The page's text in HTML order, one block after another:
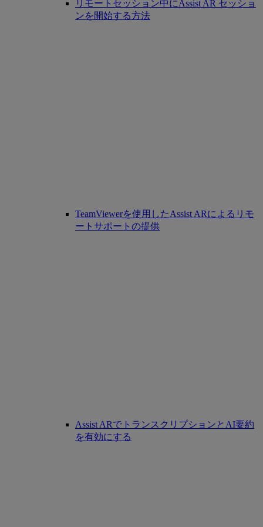
リモートセッション中にAssist AR セッショ
ンを開始する方法
TeamViewerを使用したAssist ARによるリモ
ートサポートの提供
Assist ARでトランスクリプションとAI要約
を有効にする